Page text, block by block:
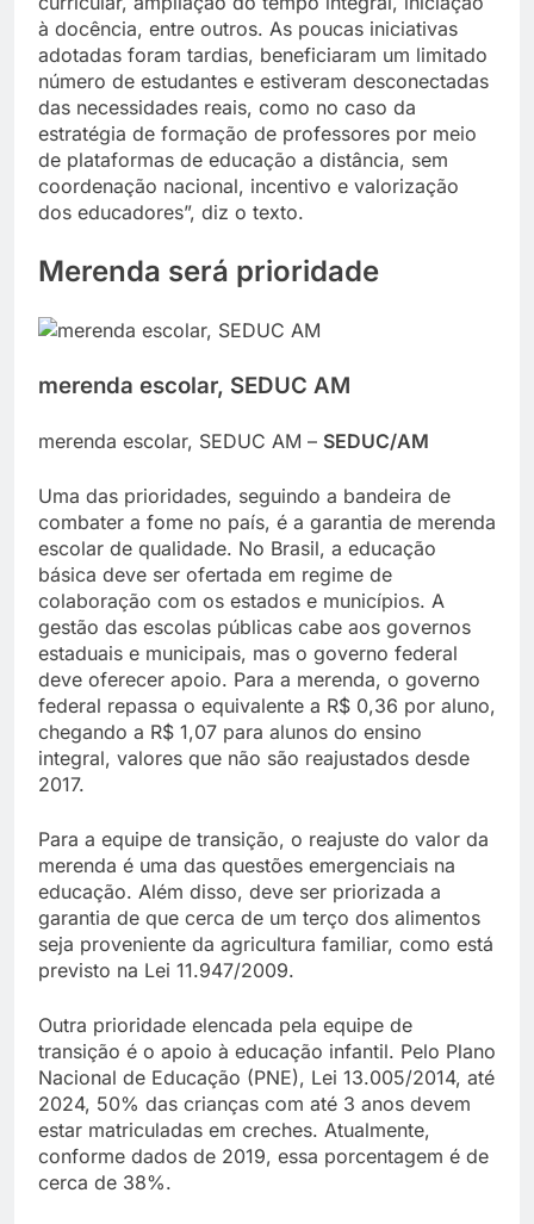
à docência, entre outros. As poucas iniciativas
adotadas foram tardias, beneficiaram um limitado
número de estudantes e estiveram desconectadas
das necessidades reais, como no caso da
estratégia de formação de professores por meio
de plataformas de educação a distância, sem
coordenação nacional, incentivo e valorização
dos educadores”, diz o texto.
Merenda será prioridade
merenda escolar, SEDUC AM
merenda escolar, SEDUC AM – SEDUC/AM
Uma das prioridades, seguindo a bandeira de
combater a fome no país, é a garantia de merenda
escolar de qualidade. No Brasil, a educação
básica deve ser ofertada em regime de
colaboração com os estados e municípios. A
gestão das escolas públicas cabe aos governos
estaduais e municipais, mas o governo federal
deve oferecer apoio. Para a merenda, o governo
federal repassa o equivalente a R$ 0,36 por aluno,
chegando a R$ 1,07 para alunos do ensino
integral, valores que não são reajustados desde
2017.
Para a equipe de transição, o reajuste do valor da
merenda é uma das questões emergenciais na
educação. Além disso, deve ser priorizada a
garantia de que cerca de um terço dos alimentos
seja proveniente da agricultura familiar, como está
previsto na Lei 11.947/2009.
Outra prioridade elencada pela equipe de
transição é o apoio à educação infantil. Pelo Plano
Nacional de Educação (PNE), Lei 13.005/2014, até
2024, 50% das crianças com até 3 anos devem
estar matriculadas em creches. Atualmente,
conforme dados de 2019, essa porcentagem é de
cerca de 38%.